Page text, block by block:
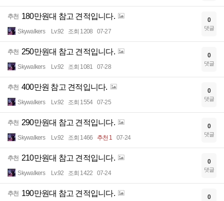
추천 180만원대 참고 견적입니다.
Skywalkers Lv.92 조회 1208 07-27
0
댓글
추천 250만원대 참고 견적입니다.
Skywalkers Lv.92 조회 1081 07-28
0
댓글
추천 400만원 참고 견적입니다.
Skywalkers Lv.92 조회 1554 07-25
0
댓글
추천 290만원대 참고 견적입니다.
Skywalkers Lv.92 조회 1466 추천 1 07-24
0
댓글
추천 210만원대 참고 견적입니다.
Skywalkers Lv.92 조회 1422 07-24
0
댓글
추천 190만원대 참고 견적입니다. 0